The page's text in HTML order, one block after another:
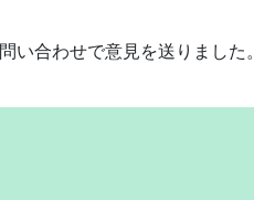
い合わせで意見を送りました。